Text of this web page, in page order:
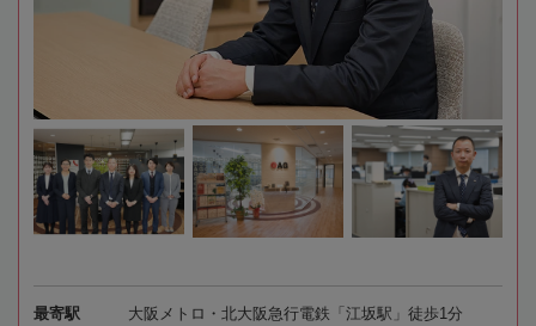
最寄駅 大阪メトロ・北大阪急行電鉄「江坂駅」徒歩1分